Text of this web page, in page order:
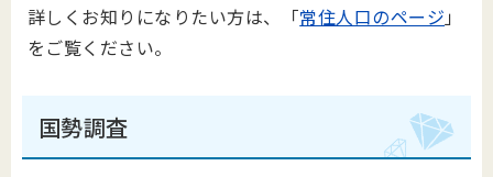
詳しくお知りになりたい方は、「常住人口のページ 」
をご覧ください。
国勢調査